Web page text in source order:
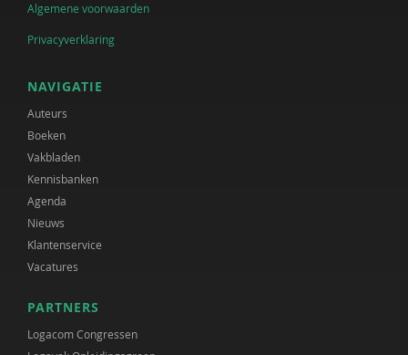
Algemene voorwaarden
Privacyverklaring
NAVIGATIE
Auteurs
Boeken
Vakbladen
Kennisbanken
Agenda
Nieuws
Klantenservice
Vacatures
PARTNERS
Logacom Congressen